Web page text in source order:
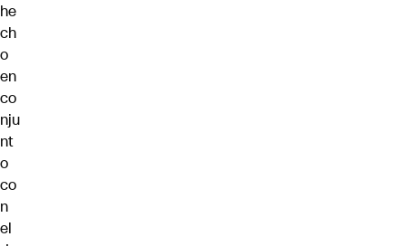
he
ch
o
en
co
nju
nt
o
co
n
el